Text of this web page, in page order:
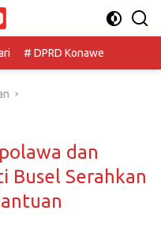
# DPRD Konawe
dan
Busel Serahkan